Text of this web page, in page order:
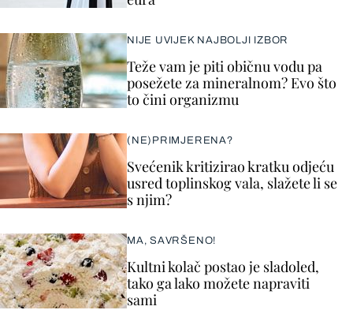
NIJE UVIJEK NAJBOLJI IZBOR
Teže vam je piti običnu vodu pa
posežete za mineralnom? Evo što
to čini organizmu
(NE)PRIMJERENA?
Svećenik kritizirao kratku odjeću
usred toplinskog vala, slažete li se
s njim?
MA, SAVRŠENO!
Kultni kolač postao je sladoled,
tako ga lako možete napraviti
sami